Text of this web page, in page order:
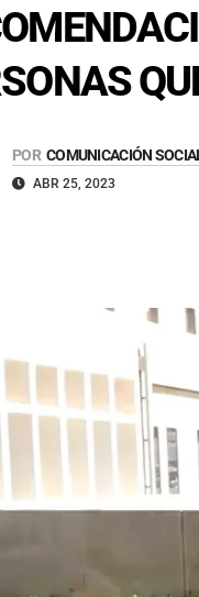
POR COMUNICACIÓN
ABR 25, 2023